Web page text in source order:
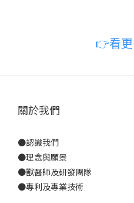
👉看
關於我們
●認識我們
●理念與願景
●獸醫師及研發團隊
●專利及專業技術